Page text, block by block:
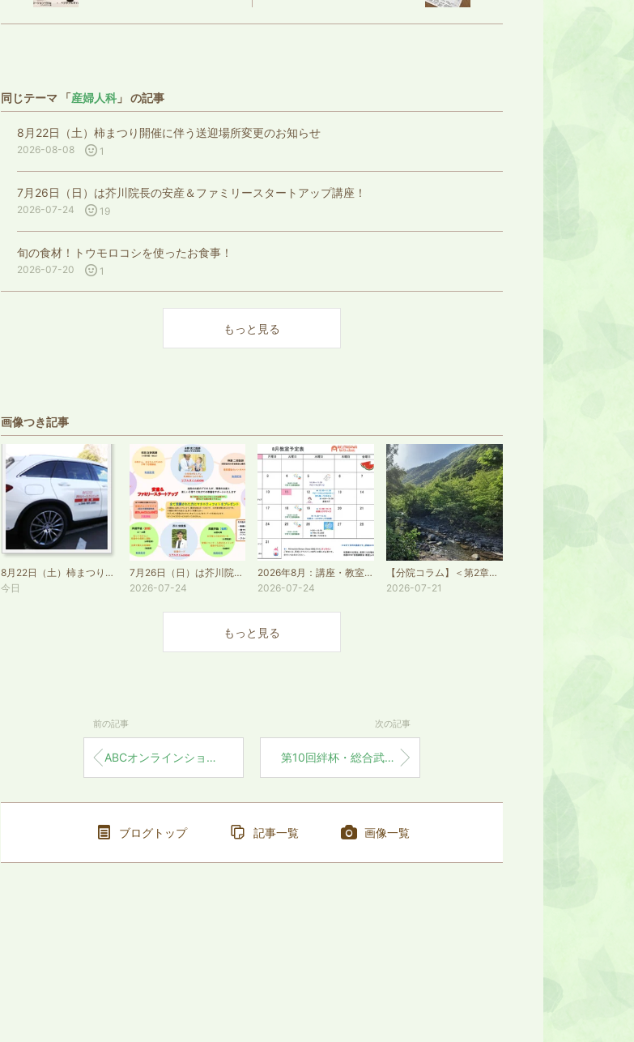
同じテーマ 「産婦人科 」 の記事
8月22日（土）柿まつり開催に伴う送迎場所変更のお知らせ
2026-08-08 1
7月26日（日）は芥川院長の安産＆ファミリースタートアップ講座！
2026-07-24 19
旬の食材！トウモロコシを使ったお食事！
2026-07-20 1
もっと見る
画像つき記事
8月22日（土）柿まつり開催に伴う送迎場所変更のお知らせ
今日
7月26日（日）は芥川院長の安産＆ファミリースタートアップ講座！
2026-07-24
2026年8月：講座・教室の予定表
2026-07-24
【分院コラム】＜第2章＞第6回 薬が合わないと感じたとき、どうする？
2026-07-21
もっと見る
前の記事
ABCオンラインショップ：ウィンターセール！
次の記事
第10回絆杯・総合武道錬成大会に協賛いたしました
ブログトップ 記事一覧 画像一覧